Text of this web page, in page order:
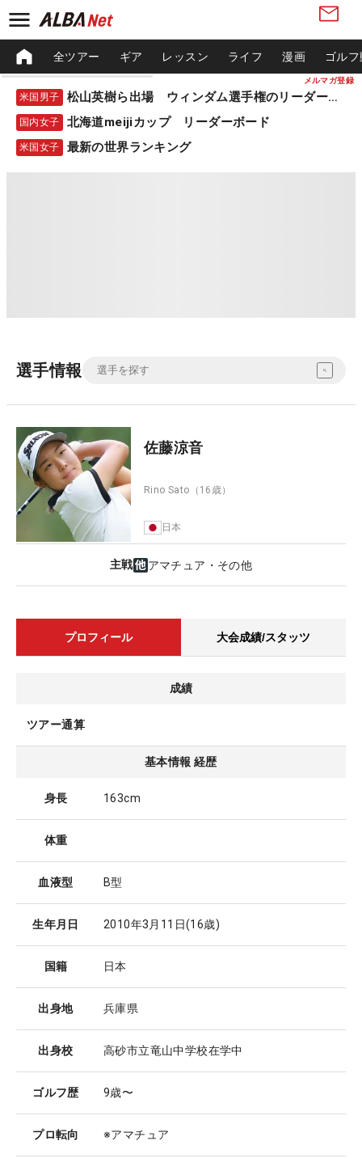
メルマガ登録
全ツアー ギア レッスン ライフ 漫画 ゴル
米国男子 松山英樹ら出場 ウィンダム選手権のリーダーボード
国内女子 北海道meijiカップ リーダーボード
米国女子 最新の世界ランキング
選手情報
佐藤涼音
Rino Sato （16歳）
日本
主戦 アマチュア・その他
プロフィール 大会成績/スタッツ
成績
ツアー通算
基本情報 経歴
身長 163cm
体重
血液型 B型
生年月日 2010年3月11日(16歳)
国籍 日本
出身地 兵庫県
出身校 高砂市立竜山中学校在学中
ゴルフ歴 9歳〜
プロ転向 ※アマチュア